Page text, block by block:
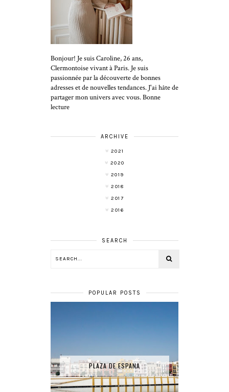
Bonjour! Je suis Caroline, 26 ans,
Clermontoise vivant à Paris. Je suis
passionnée par la découverte de bonnes
adresses et de nouvelles tendances. J'ai hâte de
partager mon univers avec vous. Bonne
lecture
ARCHIVE
2021
2020
2019
2018
2017
2016
SEARCH
POPULAR POSTS
PLAZA DE ESPANA